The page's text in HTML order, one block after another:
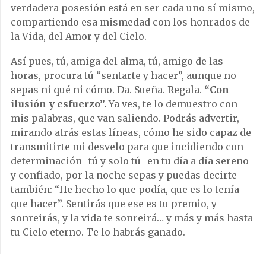
verdadera posesión está en ser cada uno sí mismo,
compartiendo esa mismedad con los honrados de
la Vida, del Amor y del Cielo.
Así pues, tú, amiga del alma, tú, amigo de las
horas, procura tú “sentarte y hacer”, aunque no
sepas ni qué ni cómo. Da. Sueña. Regala. “Con
ilusión y esfuerzo”.Ya ves, te lo demuestro con
mis palabras, que van saliendo. Podrás advertir,
mirando atrás estas líneas, cómo he sido capaz de
transmitirte mi desvelo para que incidiendo con
determinación -tú y solo tú- en tu día a día sereno
y confiado, por la noche sepas y puedas decirte
también: “He hecho lo que podía, que es lo tenía
que hacer”. Sentirás que ese es tu premio, y
sonreirás, y la vida te sonreirá… y más y más hasta
tu Cielo eterno. Te lo habrás ganado.